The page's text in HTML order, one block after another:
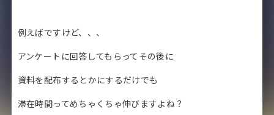
例えばですけど、、、
アンケートに回答してもらってその後に
資料を配布するとかにするだけでも
滞在時間ってめちゃくちゃ伸びますよね？